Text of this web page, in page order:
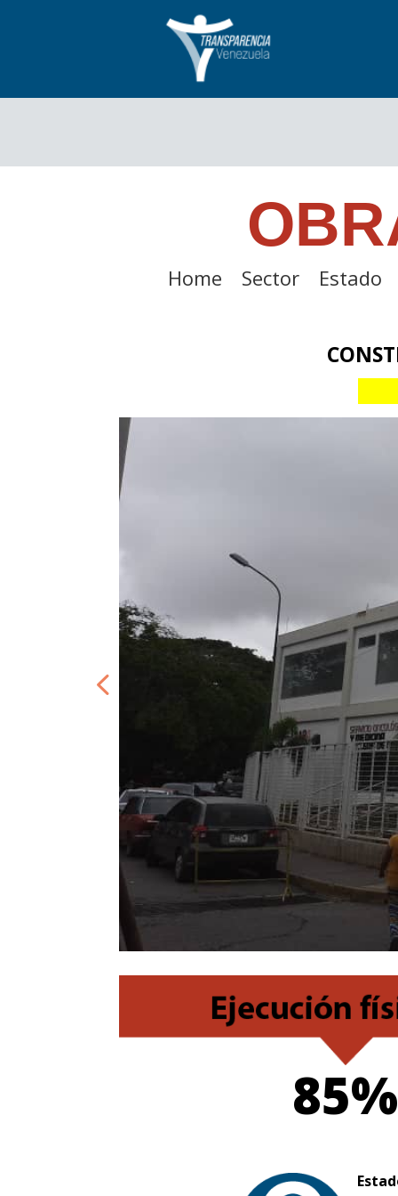
Home Sector Estado
85%